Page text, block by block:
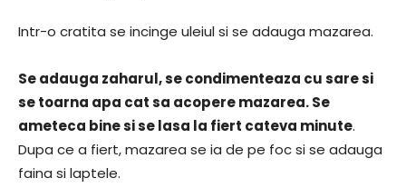
Intr-o cratita se incinge uleiul si se adauga mazarea.
Se adauga zaharul, se condimenteaza cu sare si
se toarna apa cat sa acopere mazarea. Se
ameteca bine si se lasa la fiert cateva minute.
Dupa ce a fiert, mazarea se ia de pe foc si se adauga
faina si laptele.